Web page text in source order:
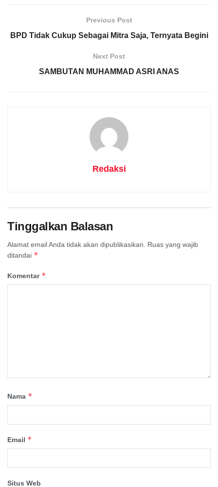
Previous Post
BPD Tidak Cukup Sebagai Mitra Saja, Ternyata Begini
Next Post
SAMBUTAN MUHAMMAD ASRI ANAS
Redaksi
Tinggalkan Balasan
Alamat email Anda tidak akan dipublikasikan.
Ruas yang wajib
ditandai *
Komentar *
Nama *
Email *
Situs Web